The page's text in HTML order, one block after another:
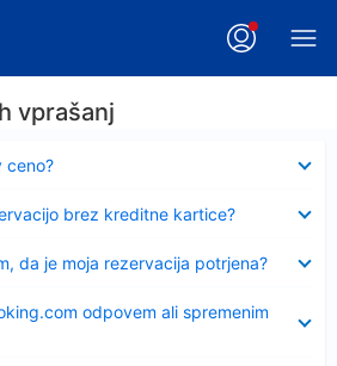
vprašanj
ceno?
brez kreditne kartice?
da je moja rezervacija potrjena?
odpovem ali spremenim